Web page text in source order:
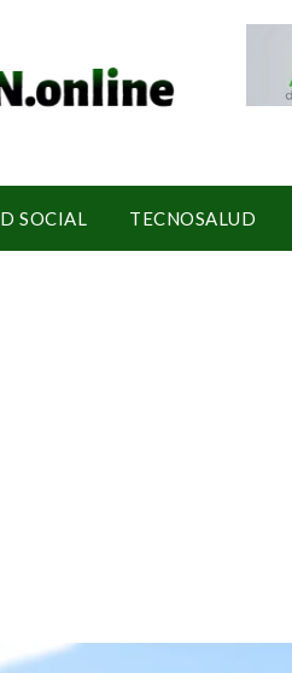
SOCIAL TECNOSALUD